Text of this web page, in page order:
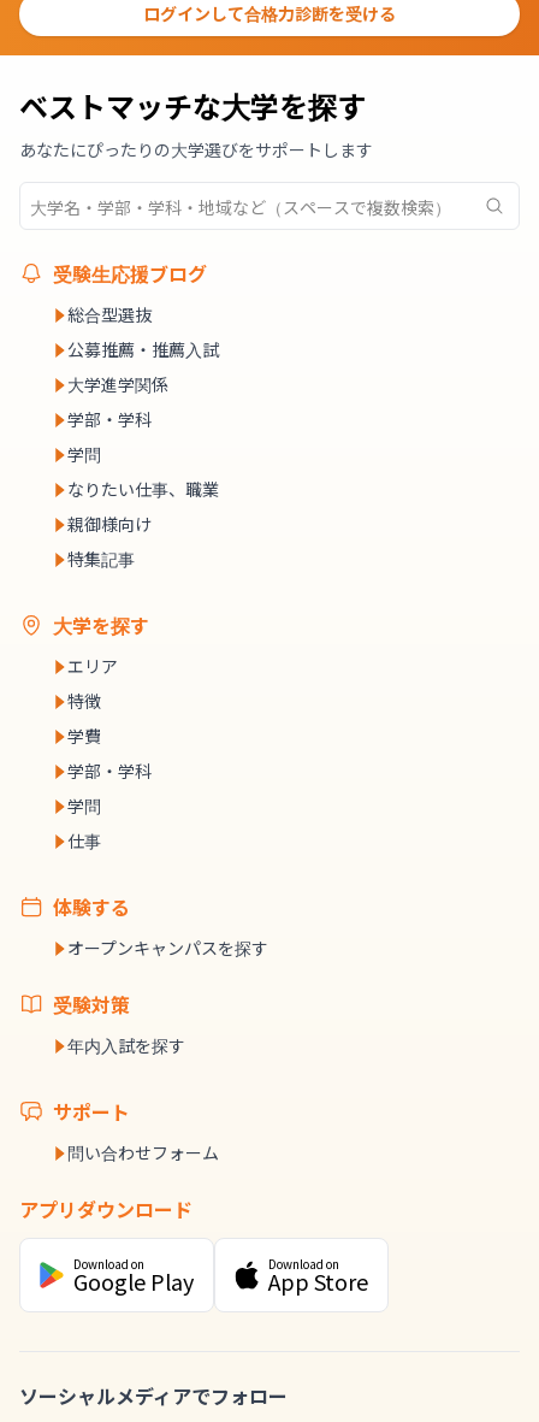
ログインして合格力診断を受ける
ベストマッチな大学を探す
あなたにぴったりの大学選びをサポートします
受験生応援ブログ
総合型選抜
公募推薦・推薦入試
大学進学関係
学部・学科
学問
なりたい仕事、職業
親御様向け
特集記事
大学を探す
エリア
特徴
学費
学部・学科
学問
仕事
体験する
オープンキャンパスを探す
受験対策
年内入試を探す
サポート
問い合わせフォーム
アプリダウンロード
Download on
Google Play
Download on
App Store
ソーシャルメディアでフォロー